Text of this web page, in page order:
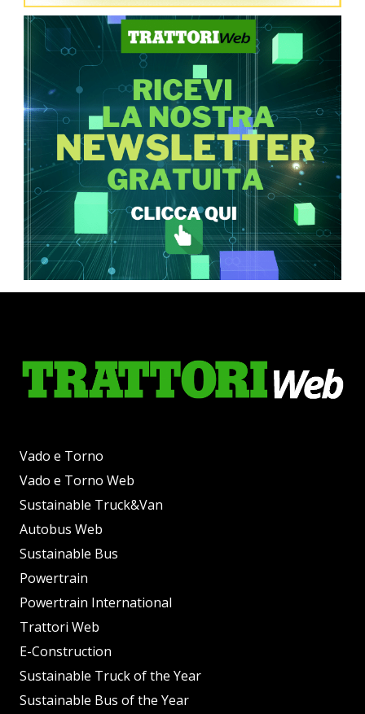
Vado e Torno
Vado e Torno Web
Sustainable Truck&Van
Autobus Web
Sustainable Bus
Powertrain
Powertrain International
Trattori Web
E-Construction
Sustainable Truck of the Year
Sustainable Bus of the Year